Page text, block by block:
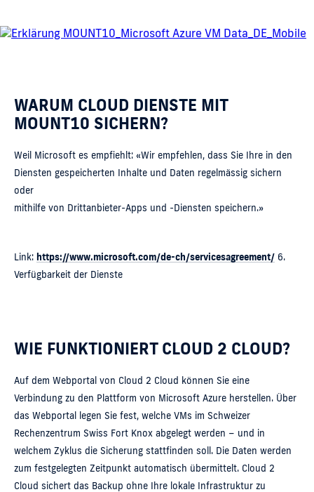
WARUM CLOUD DIENSTE MIT
MOUNT10 SICHERN?
Weil Microsoft es empfiehlt: «Wir empfehlen, dass Sie Ihre in den
Diensten gespeicherten Inhalte und Daten regelmässig sichern
oder
mithilfe von Drittanbieter-Apps und -Diensten speichern.»
Link: https://www.microsoft.com/de-ch/servicesagreement/ 6.
Verfügbarkeit der Dienste
WIE FUNKTIONIERT CLOUD 2 CLOUD?
Auf dem Webportal von Cloud 2 Cloud können Sie eine
Verbindung zu den Plattform von Microsoft Azure herstellen. Über
das Webportal legen Sie fest, welche VMs im Schweizer
Rechenzentrum Swiss Fort Knox abgelegt werden – und in
welchem Zyklus die Sicherung stattfinden soll. Die Daten werden
zum festgelegten Zeitpunkt automatisch übermittelt. Cloud 2
Cloud sichert das Backup ohne Ihre lokale Infrastruktur zu